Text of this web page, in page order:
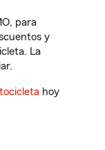
para
y
La
hoy